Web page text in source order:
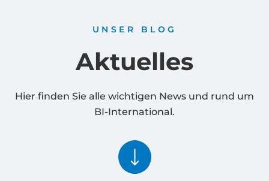
UNSER BLOG
Aktuelles
Hier finden Sie alle wichtigen News und rund um
BI-International.